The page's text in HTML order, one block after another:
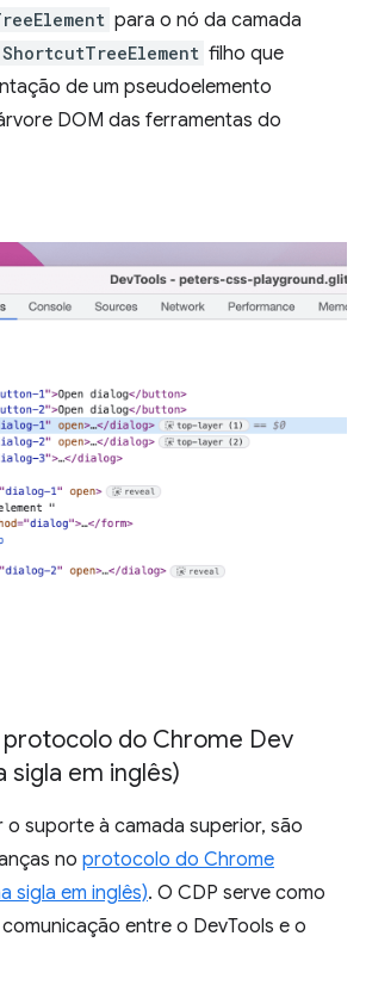
para o nó da camada
ShortcutTreeElement filho que
de um pseudoelemento
DOM das ferramentas do
protocolo do Chrome Dev
sigla em inglês)
o suporte à camada superior, são
no protocolo do Chrome
sigla em inglês). O CDP serve como
entre o DevTools e o